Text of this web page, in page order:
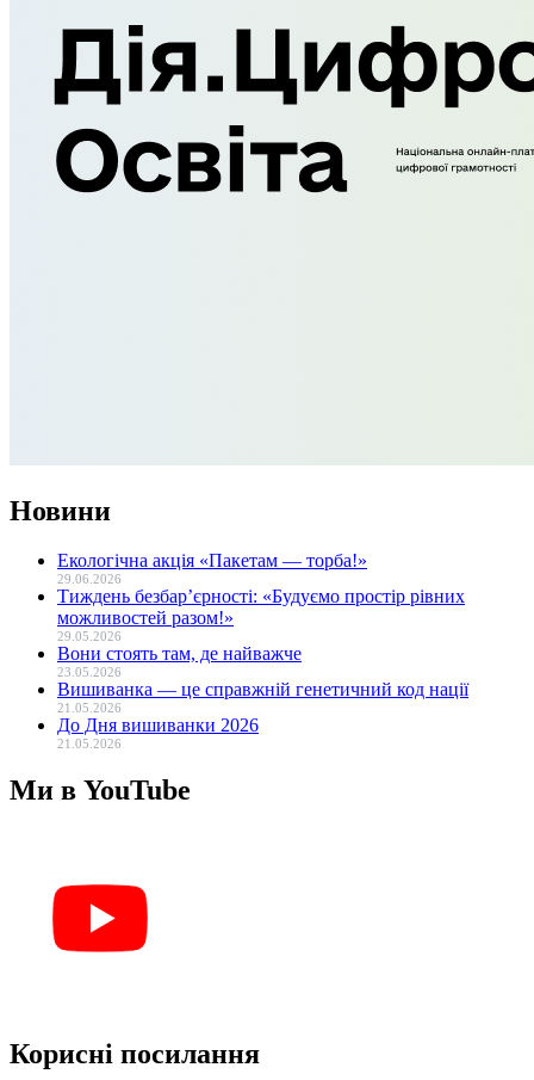
Новини
Екологічна акція «Пакетам — торба!»
29.06.2026
Тиждень безбар’єрності: «Будуємо простір рівних
можливостей разом!»
29.05.2026
Вони стоять там, де найважче
23.05.2026
Вишиванка — це справжній генетичний код нації
21.05.2026
До Дня вишиванки 2026
21.05.2026
Ми в YouTube
Корисні посилання